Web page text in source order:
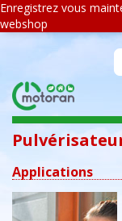
Enregistrez vous
webshop
ASSORTIMENT
Applications